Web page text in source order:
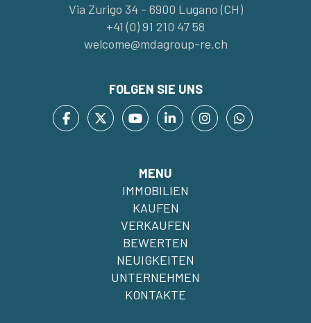
Via Zurigo 34 - 6900 Lugano (CH)
+41 (0) 91 210 47 58
welcome@mdagroup-re.ch
FOLGEN SIE UNS
MENU
IMMOBILIEN
KAUFEN
VERKAUFEN
BEWERTEN
NEUIGKEITEN
UNTERNEHMEN
KONTAKTE